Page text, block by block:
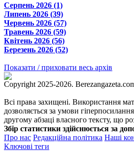
Серпень 2026 (1)
Липень 2026 (39)
Червень 2026 (57)
Травень 2026 (59)
Квітень 2026 (56)
Березень 2026 (52)
Показати / приховати весь архів
Copyright 2025-2026.
Всі права захищені. Використання
дозволяється за умови
другому абзаці власного тексту, що
Збір статистики здійснюється за
Про нас Редакційна політика Наші
Ключові теги